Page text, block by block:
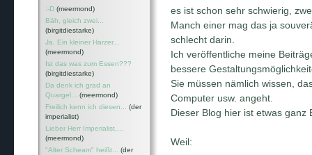
:-D (meermond)
Bäh, gleich zwei...
(birgitdiestarke)
Ja. Ein kleiner Harzer...
(meermond)
Ist das was zum Essen???
(birgitdiestarke)
Da denk ich grad an
Quargel...
(meermond)
Freilich kenn ich diesen...
(der
imperialist)
Lieber Herr Imperialist,...
(meermond)
"Alter Scheam" heißt...
(der
es ist schon sehr schwierig,
Manch einer mag das ja
schlecht darin.
Ich veröffentliche meine
bessere
Sie müssen nämlich wissen,
Computer usw. angeht.
Dieser Blog hier ist etwas
Weil: